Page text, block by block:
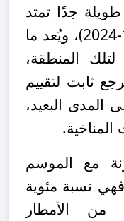
جدًا تمتد
لعشرات السنين (مثل 1901-2024)، ويُعد ما
المنطقة،
ثابت لتقييم
المدى البعيد،
.
مع الموسم
نسبة مئوية
الأمطار